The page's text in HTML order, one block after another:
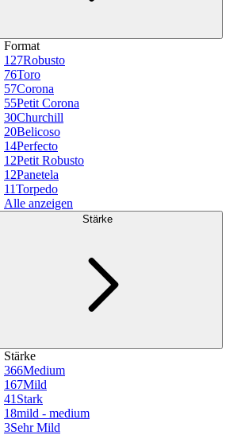
Format
127Robusto
76Toro
57Corona
55Petit Corona
30Churchill
20Belicoso
14Perfecto
12Petit Robusto
12Panetela
11Torpedo
Alle anzeigen
Stärke
Stärke
366Medium
167Mild
41 Stark
18mild - medium
3Sehr Mild